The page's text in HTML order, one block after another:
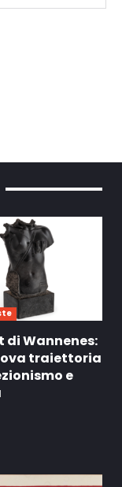
di Wannenes:
traiettoria
e